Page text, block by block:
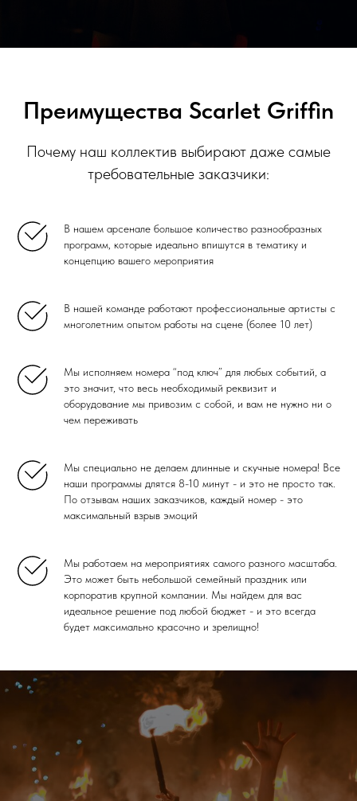
Преимущества Scarlet Griffin
Почему наш коллектив выбирают даже самые
требовательные заказчики:
В нашем арсенале большое количество разнообразных
программ, которые идеально впишутся в тематику и
концепцию вашего мероприятия
В нашей команде работают профессиональные артисты с
многолетним опытом работы на сцене (более 10 лет)
Мы исполняем номера “под ключ” для любых событий, а
это значит, что весь необходимый реквизит и
оборудование мы привозим с собой, и вам не нужно ни о
чем переживать
Мы специально не делаем длинные и скучные номера! Все
наши программы длятся 8-10 минут - и это не просто так.
По отзывам наших заказчиков, каждый номер - это
максимальный взрыв эмоций
Мы работаем на мероприятиях самого разного масштаба.
Это может быть небольшой семейный праздник или
корпоратив крупной компании. Мы найдем для вас
идеальное решение под любой бюджет - и это всегда
будет максимально красочно и зрелищно!